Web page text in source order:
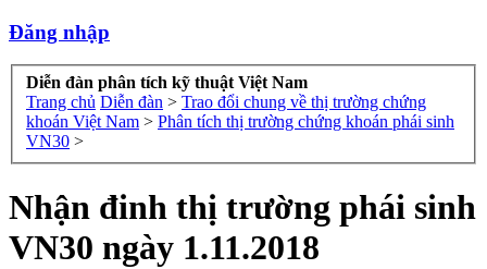
Đăng nhập
Diễn đàn phân tích kỹ thuật Việt Nam
Trang chủ Diễn đàn > Trao đổi chung về thị trường chứng
khoán Việt Nam > Phân tích thị trường chứng khoán phái sinh
VN30 >
Nhận đinh thị trường phái sinh
VN30 ngày 1.11.2018